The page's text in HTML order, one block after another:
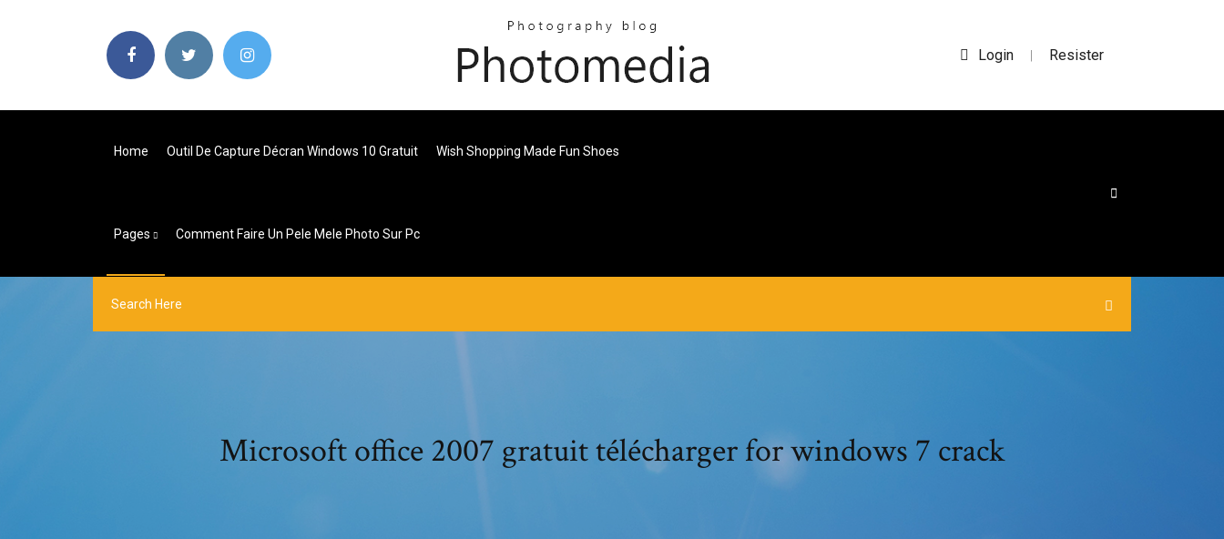
Login | Resister
Home Outil De Capture Décran Windows 10 Gratuit Wish Shopping Made Fun Shoes
Pages Comment Faire Un Pele Mele Photo Sur Pc
Microsoft office 2007 gratuit télécharger for windows 7 crack